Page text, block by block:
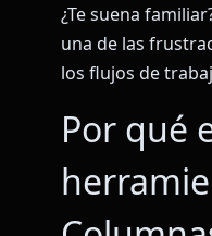
¿Te suena
una de las
los flujos de
Por qué